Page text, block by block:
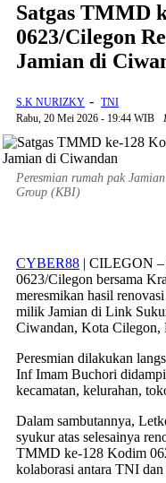
Satgas TMMD
0623/Cilegon
Jamian di
S.K NURIZKY - TNI
Rabu, 20 Mei 2026 - 19:44 WIB
Peresmian rumah pak
Group (KBI)
CYBER88 | CILEGON
0623/Cilegon bersama
meresmikan hasil
milik Jamian di Link
Ciwandan, Kota Cilegon,
Peresmian dilakukan
Inf Imam Buchori
kecamatan, kelurahan,
Dalam sambutannya,
syukur atas selesainya
TMMD ke-128 Kodim
kolaborasi antara TNI